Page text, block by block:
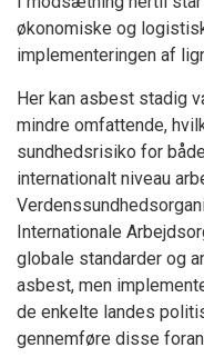
økonomiske og
implementeringen af
Her kan asbest stadig
mindre omfattende,
sundhedsrisiko for
internationalt niveau
Internationale
globale standarder og
asbest, men
de enkelte landes
gennemføre disse